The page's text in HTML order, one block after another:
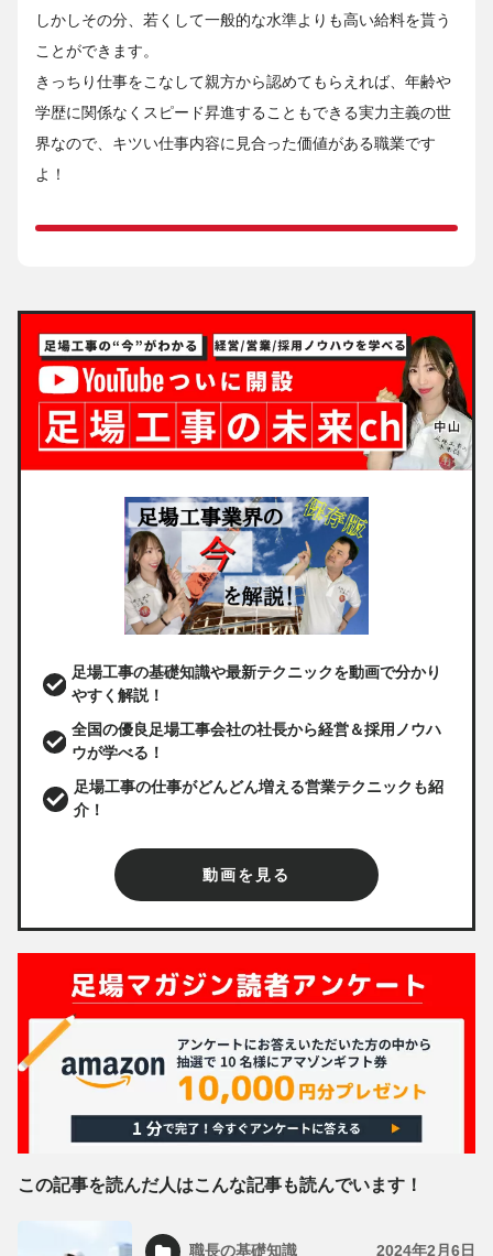
しかしその分、若くして一般的な水準よりも高い給料を貰う
ことができます。
きっちり仕事をこなして親方から認めてもらえれば、年齢や
学歴に関係なくスピード昇進することもできる実力主義の世
界なので、キツい仕事内容に見合った価値がある職業です
よ！
足場工事の基礎知識や最新テクニックを動画で分かり
やすく解説！
全国の優良足場工事会社の社長から経営＆採用ノウハ
ウが学べる！
足場工事の仕事がどんどん増える営業テクニックも紹
介！
動画を見る
この記事を読んだ人はこんな記事も読んでいます！
職長の基礎知識 2024年2月6日